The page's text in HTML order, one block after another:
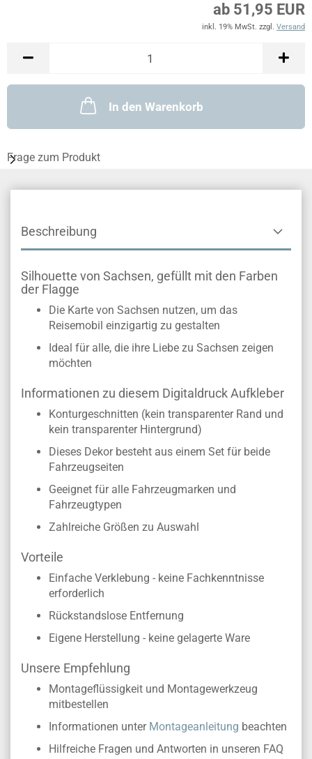
ab 51,95 EUR
inkl. 19% MwSt. zzgl. Versand
In den Warenkorb
Frage zum Produkt
Beschreibung
Silhouette von Sachsen, gefüllt mit den Farben
der Flagge
Die Karte von Sachsen nutzen, um das
Reisemobil einzigartig zu gestalten
Ideal für alle, die ihre Liebe zu Sachsen zeigen
möchten
Informationen zu diesem Digitaldruck Aufkleber
Konturgeschnitten (kein transparenter Rand und
kein transparenter Hintergrund)
Dieses Dekor besteht aus einem Set für beide
Fahrzeugseiten
Geeignet für alle Fahrzeugmarken und
Fahrzeugtypen
Zahlreiche Größen zu Auswahl
Vorteile
Einfache Verklebung - keine Fachkenntnisse
erforderlich
Rückstandslose Entfernung
Eigene Herstellung - keine gelagerte Ware
Unsere Empfehlung
Montageflüssigkeit und Montagewerkzeug
mitbestellen
Informationen unter Montageanleitung beachten
Hilfreiche Fragen und Antworten in unseren FAQ